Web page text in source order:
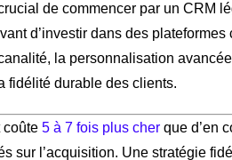
de commencer par un CRM
d’investir dans des
la personnalisation
fidélité durable des clients.
coûte 5 à 7 fois plus cher que d’en
sur l’acquisition. Une stratégie